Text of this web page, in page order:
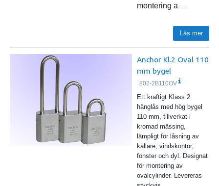
montering a
Läs mer
Anchor Kl.2 Oval 110
mm bygel
802-2B110OV
Ett kraftigt Klass 2
hänglås med hög bygel
110 mm, tillverkat i
kromad mässing,
lämpligt för låsning av
källare, vindskontor,
fönster och dyl. Designat
för montering av
ovalcylinder. Levereras